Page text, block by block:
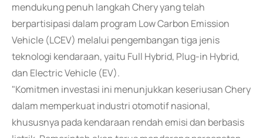
mendukung penuh langkah Chery yang telah
berpartisipasi dalam program Low Carbon Emission
Vehicle (LCEV) melalui pengembangan tiga jenis
teknologi kendaraan, yaitu Full Hybrid, Plug-in Hybrid,
dan Electric Vehicle (EV).
"Komitmen investasi ini menunjukkan keseriusan Chery
dalam memperkuat industri otomotif nasional,
khususnya pada kendaraan rendah emisi dan berbasis